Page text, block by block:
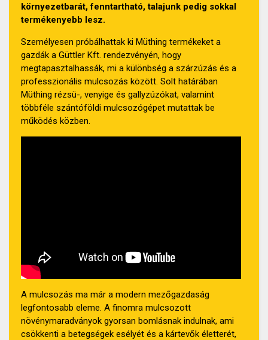
környezetbarát, fenntartható, talajunk pedig sokkal
termékenyebb lesz.
Személyesen próbálhattak ki Müthing termékeket a
gazdák a Güttler Kft. rendezvényén, hogy
megtapasztalhassák, mi a különbség a szárzúzás és a
professzionális mulcsozás között. Solt határában
Müthing rézsü-, venyige és gallyzúzókat, valamint
többféle szántóföldi mulcsozógépet mutattak be
működés közben.
A mulcsozás ma már a modern mezőgazdaság
legfontosabb eleme. A finomra mulcsozott
növénymaradványok gyorsan bomlásnak indulnak, ami
csökkenti a betegségek esélyét és a kártevők életterét,